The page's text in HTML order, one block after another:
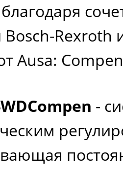
Bosch-Rexroth
Ausa:
-